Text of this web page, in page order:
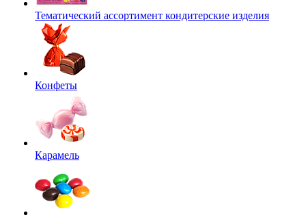
Тематический ассортимент кондитерские изделия
Конфеты
Карамель